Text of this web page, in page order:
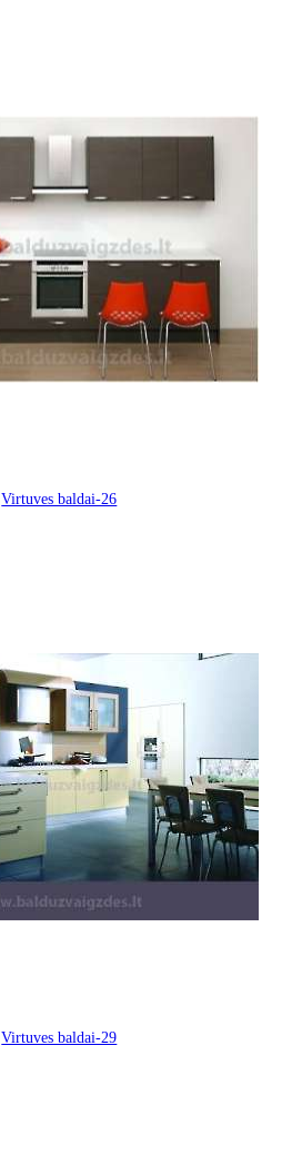
Virtuves baldai-26
Virtuves baldai-29